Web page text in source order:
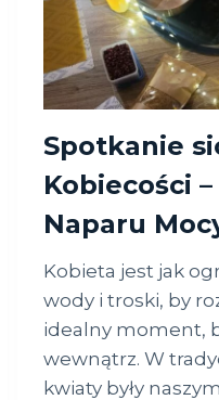
Spotkanie
Kobiecości
Naparu
Kobieta jest jak
wody i troski, by
idealny moment,
wewnątrz. W
kwiaty były